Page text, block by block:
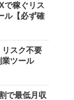
で稼ぐリス
ル【必ず確
リスク不要
業ツール
で最低月収